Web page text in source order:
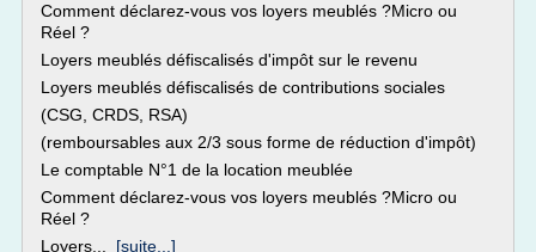
Comment déclarez-vous vos loyers meublés ?Micro ou
Réel ?
Loyers meublés défiscalisés d'impôt sur le revenu
Loyers meublés défiscalisés de contributions sociales
(CSG, CRDS, RSA)
(remboursables aux 2/3 sous forme de réduction d'impôt)
Le comptable N°1 de la location meublée
Comment déclarez-vous vos loyers meublés ?Micro ou
Réel ?
Loyers... [suite...]